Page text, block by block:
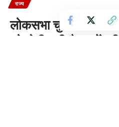
राज्य
लोकसभा चुनाव के बाद
को होगी बड़ी बैठक